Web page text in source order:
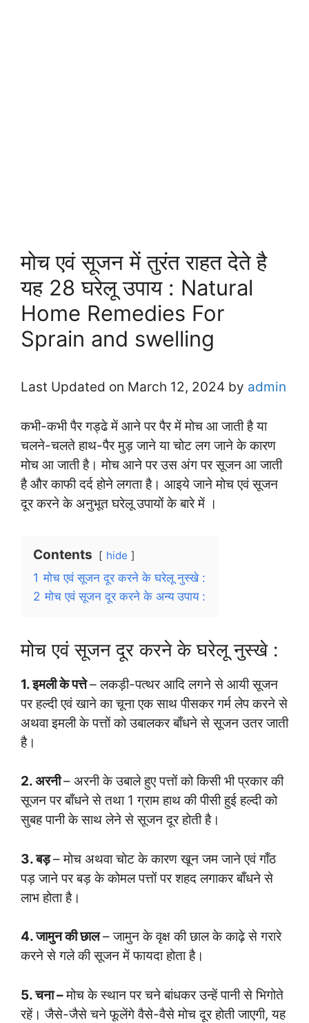
मोच एवं सूजन में तुरंत राहत देते है
यह 28 घरेलू उपाय : Natural
Home Remedies For
Sprain and swelling
Last Updated on March 12, 2024 by admin
कभी-कभी पैर गड्ढे में आने पर पैर में मोच आ जाती है या
चलने-चलते हाथ-पैर मुड़ जाने या चोट लग जाने के कारण
मोच आ जाती है। मोच आने पर उस अंग पर सूजन आ जाती
है और काफी दर्द होने लगता है। आइये जाने मोच एवं सूजन
दूर करने के अनुभूत घरेलू उपायों के बारे में ।
Contents hide
1 मोच एवं सूजन दूर करने के घरेलू नुस्खे :
2 मोच एवं सूजन दूर करने के अन्य उपाय :
मोच एवं सूजन दूर करने के घरेलू नुस्खे :
1. इमली के पत्ते– लकड़ी-पत्थर आदि लगने से आयी सूजन
पर हल्दी एवं खाने का चूना एक साथ पीसकर गर्म लेप करने से
अथवा इमली के पत्तों को उबालकर बाँधने से सूजन उतर जाती
है।
2. अरनी– अरनी के उबाले हुए पत्तों को किसी भी प्रकार की
सूजन पर बाँधने से तथा 1 ग्राम हाथ की पीसी हुई हल्दी को
सुबह पानी के साथ लेने से सूजन दूर होती है।
3. बड़– मोच अथवा चोट के कारण खून जम जाने एवं गाँठ
पड़ जाने पर बड़ के कोमल पत्तों पर शहद लगाकर बाँधने से
लाभ होता है।
4. जामुन की छाल– जामुन के वृक्ष की छाल के काढ़े से गरारे
करने से गले की सूजन में फायदा होता है।
5. चना –मोच के स्थान पर चने बांधकर उन्हें पानी से भिगोते
रहें। जैसे-जैसे चने फूलेंगे वैसे-वैसे मोच दूर होती जाएगी, यह